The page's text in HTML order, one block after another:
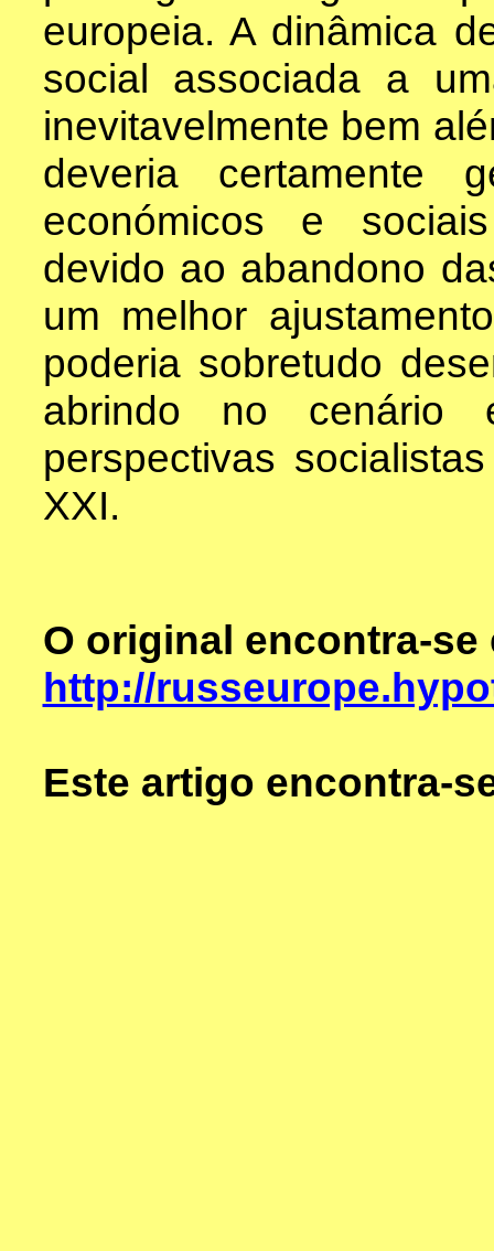
europeia. A dinâmica
social associada a
inevitavelmente bem
deveria certamente
económicos e
devido ao abandono
um melhor
poderia sobretudo
abrindo no cenário
perspectivas
XXI.
O original encontra-se
http://
Este artigo encontra-